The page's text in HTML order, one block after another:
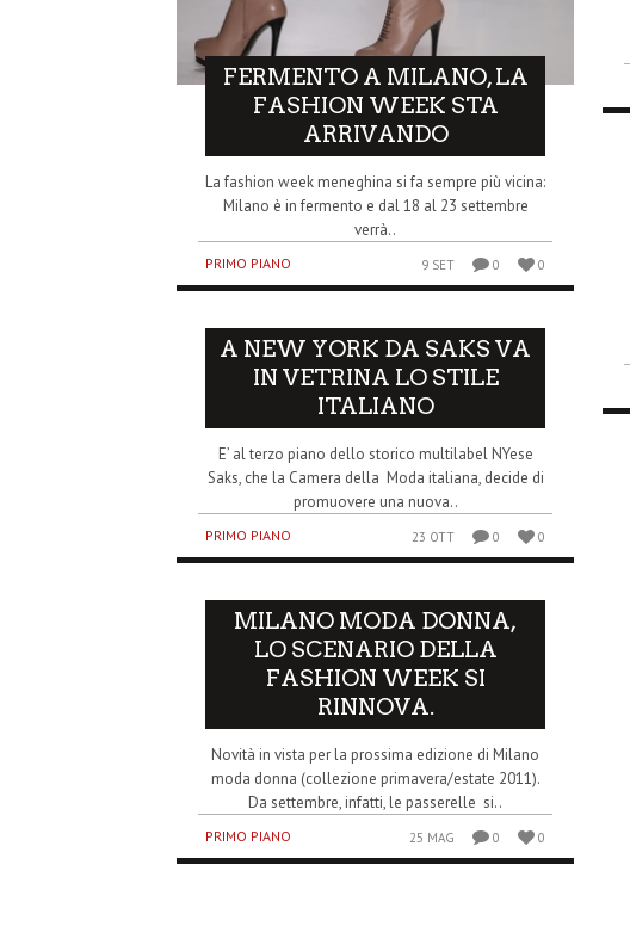
FERMENTO A MILANO, LA
FASHION WEEK STA
ARRIVANDO
La fashion week meneghina si fa sempre più vicina:
Milano è in fermento e dal 18 al 23 settembre
verrà..
PRIMO PIANO 9 SET 0 0
A NEW YORK DA SAKS VA
IN VETRINA LO STILE
ITALIANO
E’ al terzo piano dello storico multilabel NYese
Saks, che la Camera della Moda italiana, decide di
promuovere una nuova..
PRIMO PIANO 23 OTT 0 0
MILANO MODA DONNA,
LO SCENARIO DELLA
FASHION WEEK SI
RINNOVA.
Novità in vista per la prossima edizione di Milano
moda donna (collezione primavera/estate 2011).
Da settembre, infatti, le passerelle si..
PRIMO PIANO 25 MAG 0 0